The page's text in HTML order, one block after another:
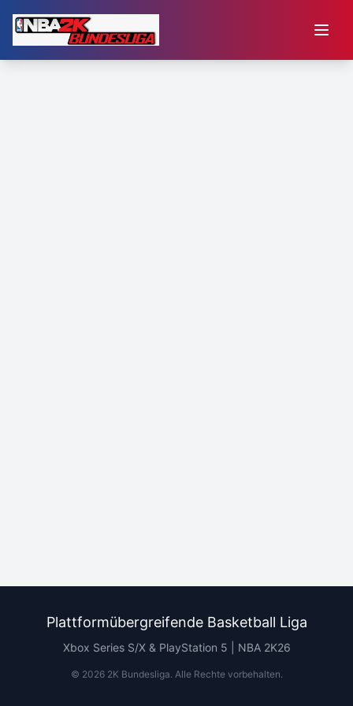
Plattformübergreifende Basketball Liga
Xbox Series S/X & PlayStation 5 | NBA 2K26
© 20262K Bundesliga. Alle Rechte vorbehalten.